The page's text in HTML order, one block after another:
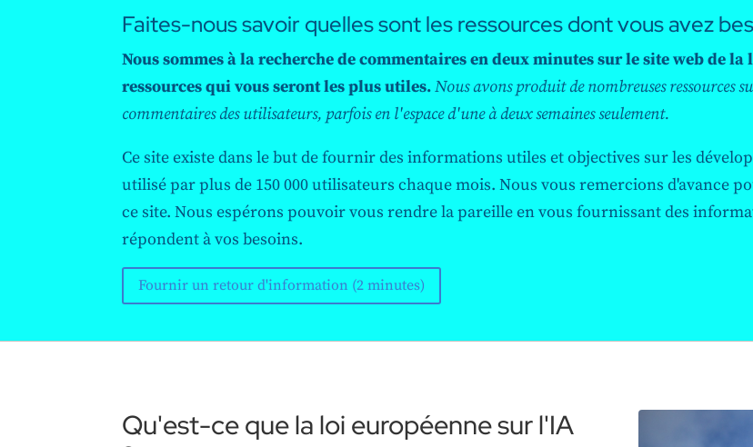
Faites-nous savoir quelles sont les ressources dont vous avez
Nous sommes à la recherche de commentaires en deux minutes sur le site web de
ressources qui vous seront les plus utiles.Nous avons produit de nombreuses ressources
commentaires des utilisateurs, parfois en l'espace d'une à deux semaines seulement.
Ce site existe dans le but de fournir des informations utiles et objectives sur les
utilisé par plus de 150 000 utilisateurs chaque mois. Nous vous remercions d'avance
ce site. Nous espérons pouvoir vous rendre la pareille en vous fournissant des
répondent à vos besoins.
Fournir un retour d'information (2 minutes)
Qu'est-ce que la loi européenne sur l'IA